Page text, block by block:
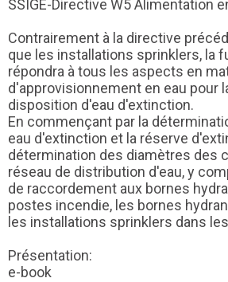
SSIGE-Directive W5 Alimentation
Contrairement à la directive
que les installations sprinklers, la
répondra à tous les aspects en
d'approvisionnement en eau pour
disposition d'eau d'extinction.
En commençant par la
eau d'extinction et la réserve
détermination des diamètres des
réseau de distribution d'eau, y
de raccordement aux bornes
postes incendie, les bornes
les installations sprinklers dans
Présentation:
e-book